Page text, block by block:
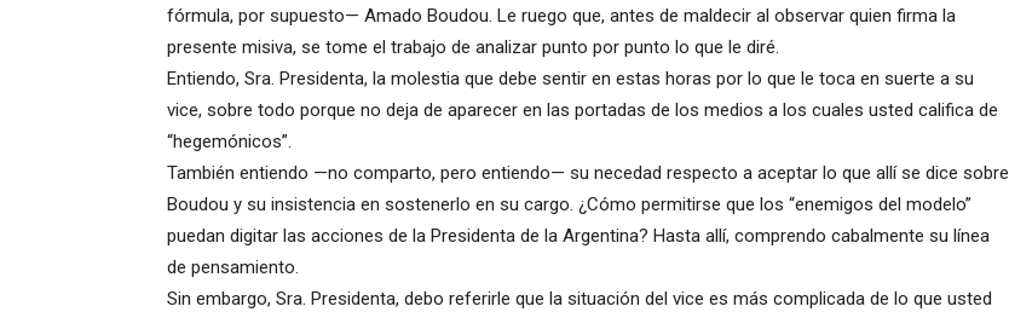
fórmula, por supuesto— Amado Boudou. Le ruego que, antes de maldecir al observar quien firma la
presente misiva, se tome el trabajo de analizar punto por punto lo que le diré.
Entiendo, Sra. Presidenta, la molestia que debe sentir en estas horas por lo que le toca en suerte a su
vice, sobre todo porque no deja de aparecer en las portadas de los medios a los cuales usted califica de
“hegemónicos”.
También entiendo —no comparto, pero entiendo— su necedad respecto a aceptar lo que allí se dice sobre
Boudou y su insistencia en sostenerlo en su cargo. ¿Cómo permitirse que los “enemigos del modelo”
puedan digitar las acciones de la Presidenta de la Argentina? Hasta allí, comprendo cabalmente su línea
de pensamiento.
Sin embargo, Sra. Presidenta, debo referirle que la situación del vice es más complicada de lo que usted